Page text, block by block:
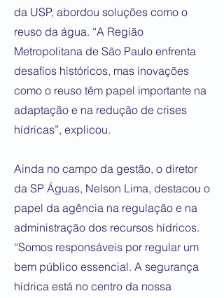
da USP, abordou soluções como o
reuso da água. “A Região
Metropolitana de São Paulo enfrenta
desafios históricos, mas inovações
como o reuso têm papel importante na
adaptação e na redução de crises
hídricas”, explicou.
Ainda no campo da gestão, o diretor
da SP Águas, Nelson Lima, destacou o
papel da agência na regulação e na
administração dos recursos hídricos.
“Somos responsáveis por regular um
bem público essencial. A segurança
hídrica está no centro da nossa